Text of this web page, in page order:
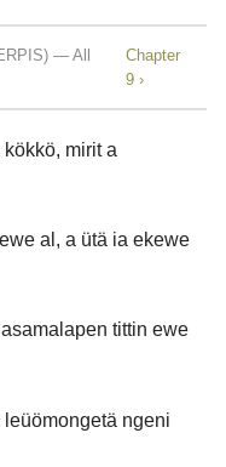
— All
Chapter
9 ›
mirit a
al, a ütä ia ekewe
tittin ewe
ngeni